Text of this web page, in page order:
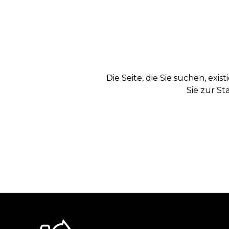
Die Seite, die Sie suchen,
Sie zur